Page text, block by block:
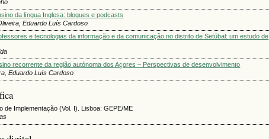
da língua Inglesa: blogues e podcasts
Eduardo Luís Cardoso
e tecnologias da informação e da comunicação no distrito de Setúbal: um estudo de
recorrente da região autónoma dos Açores – Perspectivas de desenvolvimento
Eduardo Luís Cardoso
de Implementação (Vol. I). Lisboa: GEPE/ME